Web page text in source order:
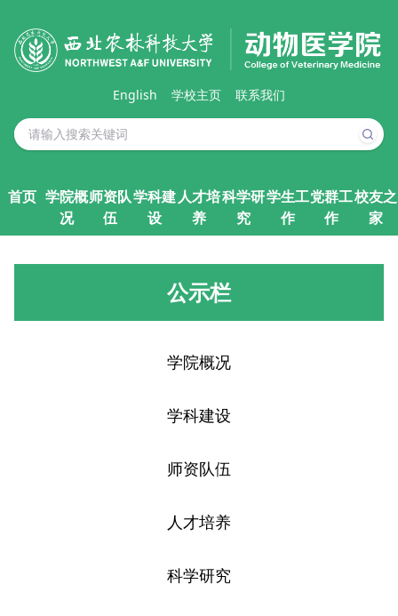
English 学校主页 联系我们
首页 学院概
况
师资队
伍
学科建
设
人才培
养
科学研
究
学生工
作
党群工
作
校友之
家
公示栏
学院概况
学科建设
师资队伍
人才培养
科学研究